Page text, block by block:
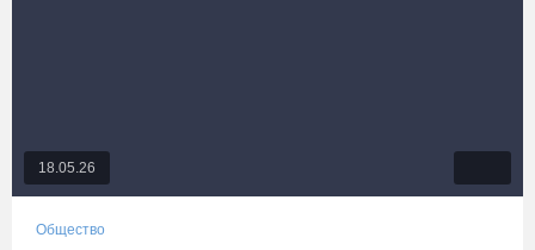
18.05.26
Общество